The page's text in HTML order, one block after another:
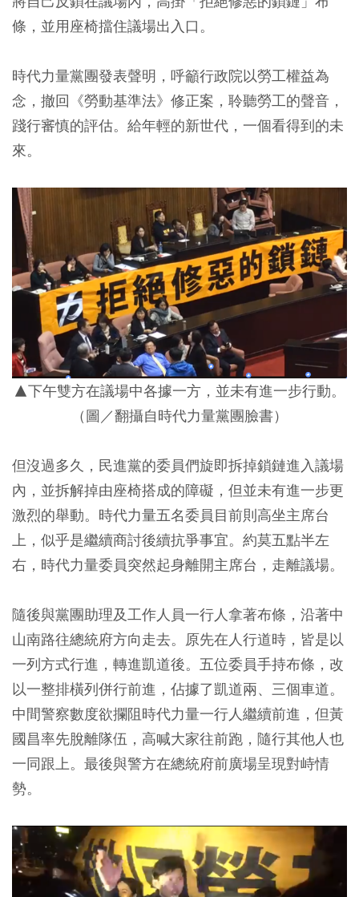
條，並用座椅擋住議場出入口。
時代力量黨團發表聲明，呼籲行政院以勞工權益為
念，撤回《勞動基準法》修正案，聆聽勞工的聲音，
踐行審慎的評估。給年輕的新世代，一個看得到的未
來。
▲下午雙方在議場中各據一方，並未有進一步行動。
（圖／翻攝自時代力量黨團臉書）
但沒過多久，民進黨的委員們旋即拆掉鎖鏈進入議場
內，並拆解掉由座椅搭成的障礙，但並未有進一步更
激烈的舉動。時代力量五名委員目前則高坐主席台
上，似乎是繼續商討後續抗爭事宜。約莫五點半左
右，時代力量委員突然起身離開主席台，走離議場。
隨後與黨團助理及工作人員一行人拿著布條，沿著中
山南路往總統府方向走去。原先在人行道時，皆是以
一列方式行進，轉進凱道後。五位委員手持布條，改
以一整排橫列併行前進，佔據了凱道兩、三個車道。
中間警察數度欲攔阻時代力量一行人繼續前進，但黃
國昌率先脫離隊伍，高喊大家往前跑，隨行其他人也
一同跟上。最後與警方在總統府前廣場呈現對峙情
勢。